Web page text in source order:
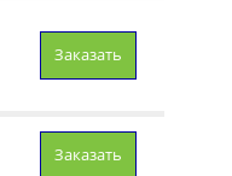
Заказать
Заказать